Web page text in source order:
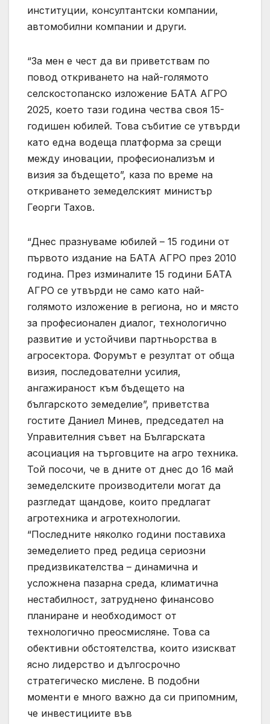
институции, консултантски компании,
автомобилни компании и други.
“За мен е чест да ви приветствам по
повод откриването на най-голямото
селскостопанско изложение БАТА АГРО
2025, което тази година чества своя 15-
годишен юбилей. Това събитие се утвърди
като една водеща платформа за срещи
между иновации, професионализъм и
визия за бъдещето”, каза по време на
откриването земеделският министър
Георги Тахов.
“Днес празнуваме юбилей – 15 години от
първото издание на БАТА АГРО през 2010
година. През изминалите 15 години БАТА
АГРО се утвърди не само като най-
голямото изложение в региона, но и място
за професионален диалог, технологично
развитие и устойчиви партньорства в
агросектора. Форумът е резултат от обща
визия, последователни усилия,
ангажираност към бъдещето на
българското земеделие”, приветства
гостите Даниел Минев, председател на
Управителния съвет на Българската
асоциация на търговците на агро техника.
Той посочи, че в дните от днес до 16 май
земеделските производители могат да
разгледат щандове, които предлагат
агротехника и агротехнологии.
“Последните няколко години поставиха
земеделието пред редица сериозни
предизвикателства – динамична и
усложнена пазарна среда, климатична
нестабилност, затруднено финансово
планиране и необходимост от
технологично преосмисляне. Това са
обективни обстоятелства, които изискват
ясно лидерство и дългосрочно
стратегическо мислене. В подобни
моменти е много важно да си припомним,
че инвестициите във